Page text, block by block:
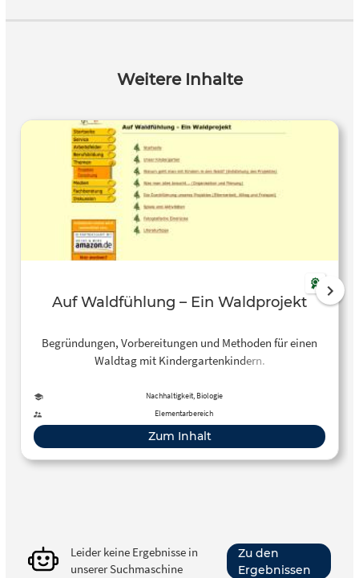
Weitere Inhalte
Auf Waldfühlung – Ein Waldprojekt
Begründungen, Vorbereitungen und Methoden für einen
Waldtag mit Kindergartenkindern.
Nachhaltigkeit, Biologie
Elementarbereich
Zum Inhalt
Leider keine Ergebnisse in
unserer Suchmaschine
Zu den
Ergebnissen